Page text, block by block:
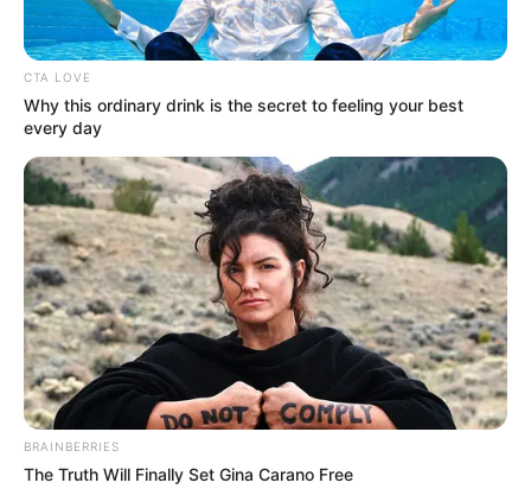
(foto: instagram/fatyabiya)
4. Fierce style, menjadi salah satu andalannya
CTA LOVE
Why this ordinary drink is the secret to feeling your best
every day
BRAINBERRIES
The Truth Will Finally Set Gina Carano Free